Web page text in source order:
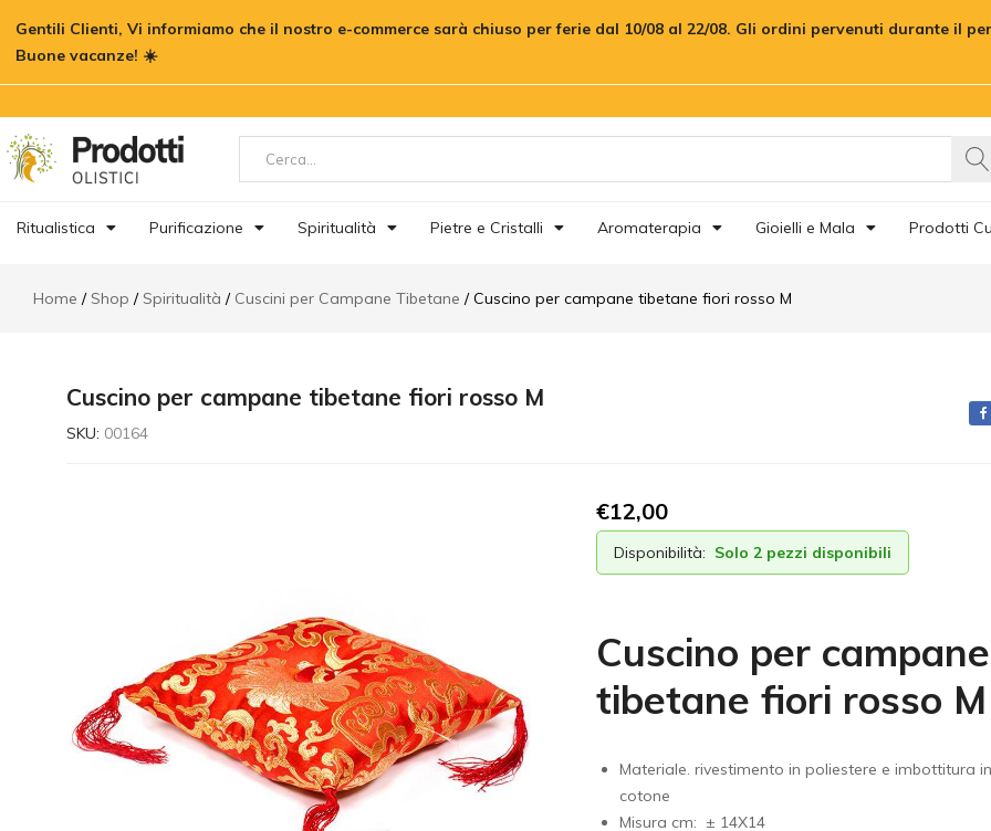
Gentili Clienti, Vi informiamo che il nostro e-commerce sarà chiuso per ferie dal 10/08 al 22/08. Gli ordini pervenuti durante il
Buone vacanze! ☀️
Ritualistica Purificazione Spiritualità Pietre e Cristalli Aromaterapia Gioielli e Mala Prodotti
Home Shop Spiritualità Cuscini per Campane Tibetane Cuscino per campane tibetane fiori rosso M
Cuscino per campane tibetane fiori rosso M
SKU: 00164
€12,00
Disponibilità: Solo 2 pezzi disponibili
Cuscino per campane
tibetane fiori rosso M
Materiale. rivestimento in poliestere e imbottitura in
cotone
Misura cm: ± 14X14
Cuscino per campane tibetane fiori rosso M